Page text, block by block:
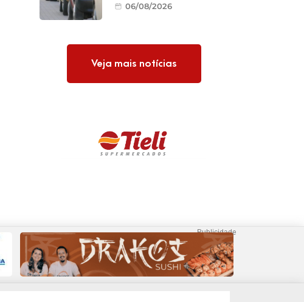
“siga e pare” durante
asfaltamento nesta
sexta e sábado
06/08/2026
Veja mais notícias
Publicidade